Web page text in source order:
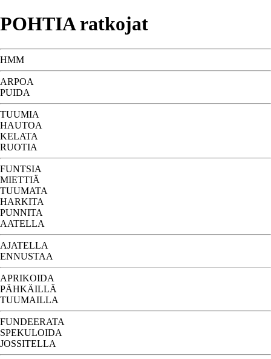
POHTIA ratkojat
HMM
ARPOA
PUIDA
TUUMIA
HAUTOA
KELATA
RUOTIA
FUNTSIA
MIETTIÄ
TUUMATA
HARKITA
PUNNITA
AATELLA
AJATELLA
ENNUSTAA
APRIKOIDA
PÄHKÄILLÄ
TUUMAILLA
FUNDEERATA
SPEKULOIDA
JOSSITELLA